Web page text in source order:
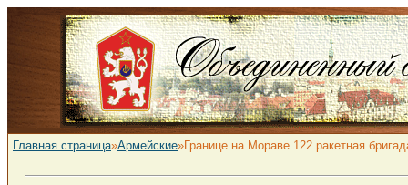
Главная страница»Армейские»Границе на Мораве 122 ракетная